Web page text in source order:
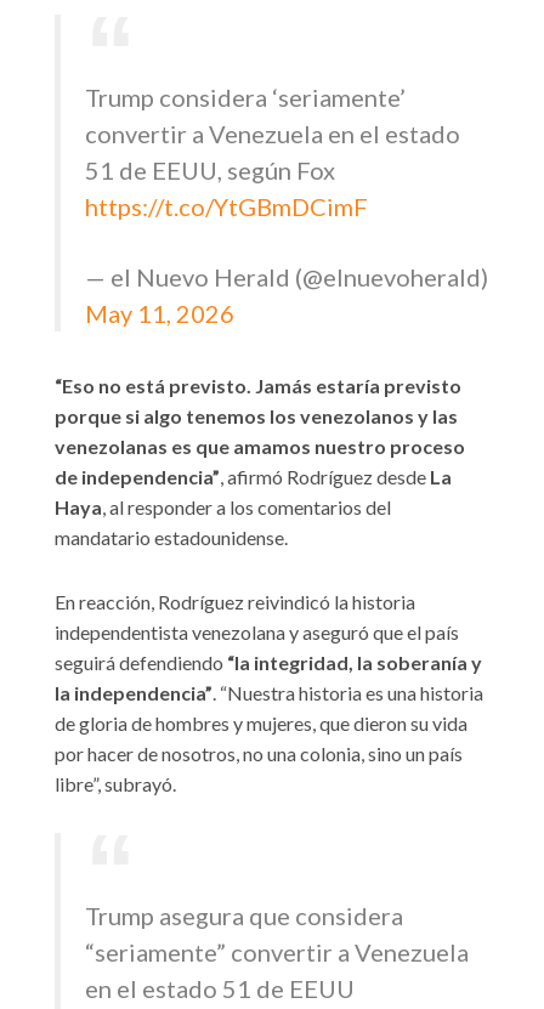
Trump considera ‘seriamente’
convertir a Venezuela en el estado
51 de EEUU, según Fox
https://t.co/YtGBmDCimF
— el Nuevo Herald (@elnuevoherald)
May 11, 2026
“Eso no está previsto. Jamás estaría previsto
porque si algo tenemos los venezolanos y las
venezolanas es que amamos nuestro proceso
de independencia”, afirmó Rodríguez desde La
Haya, al responder a los comentarios del
mandatario estadounidense.
En reacción, Rodríguez reivindicó la historia
independentista venezolana y aseguró que el país
seguirá defendiendo “la integridad, la soberanía y
la independencia”. “Nuestra historia es una historia
de gloria de hombres y mujeres, que dieron su vida
por hacer de nosotros, no una colonia, sino un país
libre”, subrayó.
Trump asegura que considera
“seriamente” convertir a Venezuela
en el estado 51 de EEUU